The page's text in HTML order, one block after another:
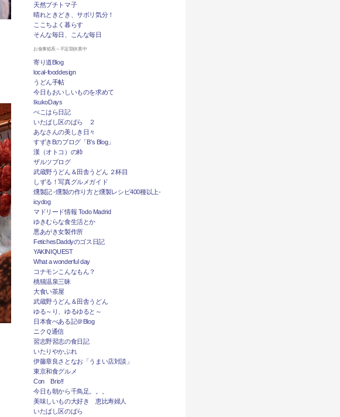
天然プチトマ子
晴れときどき、サボリ気分！
ここちよく暮らす
そんな毎日、こんな毎日
お食事処系～不定期休業中
寄り道Blog
local-fooddesign
うどん手帖
今日もおいしいものを求めて
IkukoDays
ぺこはら日記
いたばし区のばら ２
あなさんの美しき日々
すずきBのブログ「B's Blog」
漢（オトコ）の粋
ザルツブログ
武蔵野うどん＆田舎うどん ２杯目
しずる！写真グルメガイド
燻製記 -燻製の作り方と燻製レシピ400種以上-
icydog
マドリード情報 Todo Madrid
ゆきむらな食生活とか
悪あがき女製作所
FetichesDaddyのゴス日記
YAKINIQUEST
What a wonderful day
コナモンこんなもん？
桃猫温泉三昧
大食い茶屋
武蔵野うどん＆田舎うどん
ゆる～り、ゆるゆると～
日本食べある記＠Blog
ニクＱ通信
習志野習志の食日記
いたりやかぶれ
伊藤章良さとなお「うまい店対談」
東京和食グルメ
Con Brio!!
今日も朝から千鳥足。。。
美味しいもの大好き 恵比寿婦人
いたばし区のばら